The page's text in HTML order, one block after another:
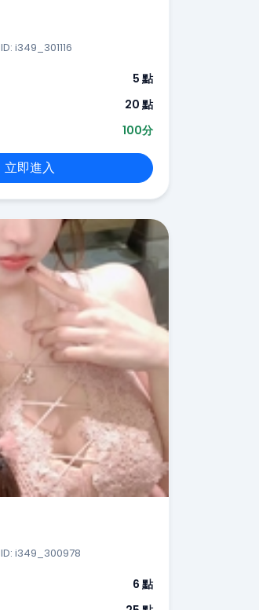
ID: i349_301116
5 點
20 點
100分
立即進入
ID: i349_300978
6 點